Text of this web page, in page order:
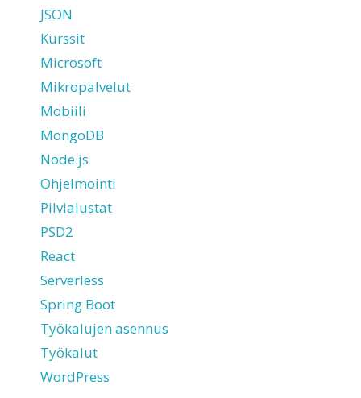
JSON
Kurssit
Microsoft
Mikropalvelut
Mobiili
MongoDB
Node.js
Ohjelmointi
Pilvialustat
PSD2
React
Serverless
Spring Boot
Työkalujen asennus
Työkalut
WordPress